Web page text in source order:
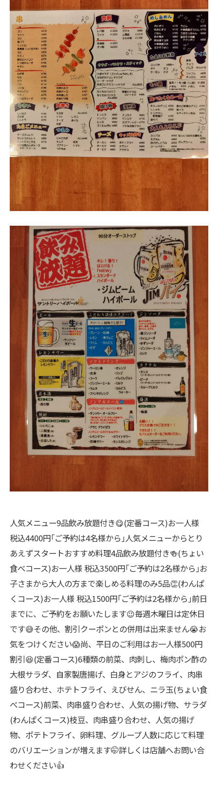
人気メニュー9品飲み放題付き😋(定番コース)お一人様
税込4400円｢ご予約は4名様から｣人気メニューからとり
あえずスタートおすすめ料理4品飲み放題付き🍻(ちょい
食べコース)お一人様 税込3500円｢ご予約は2名様から｣お
子さまから大人の方まで楽しめる料理のみ5品👏(わんぱ
くコース)お一人様 税込1500円｢ご予約は2名様から｣前日
までに、ご予約をお願いたします😉毎週木曜日は定休日
です😅その他、割引クーポンとの併用は出来ません😭お
気をつけください😱尚、平日のご利用はお一人様500円
割引😆(定番コース)6種類の前菜、肉刺し、梅肉ポン酢の
大根サラダ、自家製唐揚げ、白身とアジのフライ、肉串
盛り合わせ、ホテトフライ、えびせん、ニラ玉(ちょい食
べコース)前菜、肉串盛り合わせ、人気の揚げ物、サラダ
(わんぱくコース)枝豆、肉串盛り合わせ、人気の揚げ
物、ポテトフライ、卵料理、グループ人数に応じて料理
のバリエーションが増えます🤭詳しくは店舗へお問い合
わせください👍